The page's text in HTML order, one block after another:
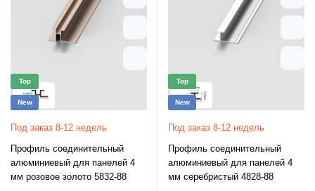
Top
New
Под заказ 8-12 недель
Профиль соединительный
алюминиевый для панелей 4
мм розовое золото 5832-88
Top
New
Под заказ 8-12 недель
Профиль соединительный
алюминиевый для панелей 4
мм серебристый 4828-88